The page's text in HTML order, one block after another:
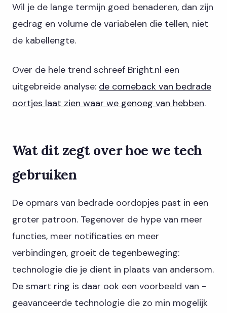
Wil je de lange termijn goed benaderen, dan zijn
gedrag en volume de variabelen die tellen, niet
de kabellengte.
Over de hele trend schreef Bright.nl een
uitgebreide analyse: de comeback van bedrade
oortjes laat zien waar we genoeg van hebben.
Wat dit zegt over hoe we tech
gebruiken
De opmars van bedrade oordopjes past in een
groter patroon. Tegenover de hype van meer
functies, meer notificaties en meer
verbindingen, groeit de tegenbeweging:
technologie die je dient in plaats van andersom.
De smart ring is daar ook een voorbeeld van -
geavanceerde technologie die zo min mogelijk